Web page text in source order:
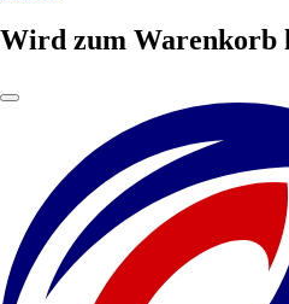
Wird zum Warenkorb